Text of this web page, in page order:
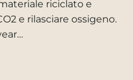
riciclato e
e rilasciare ossigeno.